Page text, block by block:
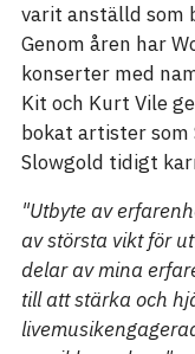
varit anställd som
Genom åren har
konserter med
Kit och Kurt Vile
bokat artister som
Slowgold tidigt
"Utbyte av
av största vikt för
delar av mina
till att stärka och